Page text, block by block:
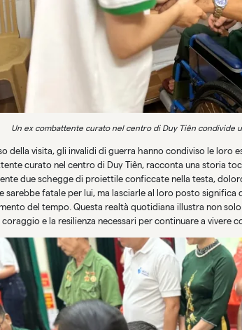
Un ex combattente curato nel centro di Duy Tiên condivide
della visita, gli invalidi di guerra hanno condiviso le loro
curato nel centro di Duy Tiên, racconta una storia
due schegge di proiettile conficcate nella testa,
sarebbe fatale per lui, ma lasciarle al loro posto
del tempo. Questa realtà quotidiana illustra non
coraggio e la resilienza necessari per continuare a vivere